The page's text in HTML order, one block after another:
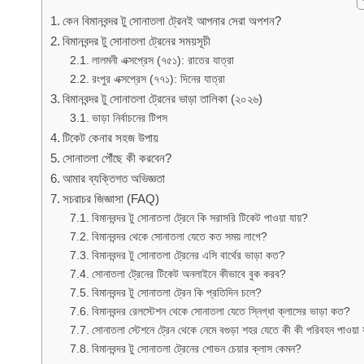
কেন বিমানবন্দর টু সোনাতলা ট্রেনই আপনার সেরা অপশন?
বিমানবন্দর টু সোনাতলা ট্রেনের সময়সূচী
লালমনী এক্সপ্রেস (৭৫১): রাতের যাত্রা
রংপুর এক্সপ্রেস (৭৭১): দিনের যাত্রা
বিমানবন্দর টু সোনাতলা ট্রেনের ভাড়া তালিকা (২০২৬)
ভাড়া নির্বাচনের টিপস
টিকেট কেনার সহজ উপায়
সোনাতলা পৌঁছে কী করবেন?
আমার ব্যক্তিগত অভিজ্ঞতা
সচরাচর জিজ্ঞাসা (FAQ)
বিমানবন্দর টু সোনাতলা ট্রেনে কি সরাসরি টিকেট পাওয়া যায়?
বিমানবন্দর থেকে সোনাতলা যেতে কত সময় লাগে?
বিমানবন্দর টু সোনাতলা ট্রেনের এসি বার্থের ভাড়া কত?
সোনাতলা ট্রেনের টিকেট অনলাইনে কীভাবে বুক করব?
বিমানবন্দর টু সোনাতলা ট্রেন কি প্রতিদিন চলে?
বিমানবন্দর রেলস্টেশন থেকে সোনাতলা যেতে স্নিগ্ধা ক্লাসের ভাড়া কত?
সোনাতলা স্টেশনে ট্রেন থেকে নেমে বগুড়া শহর যেতে কী কী পরিবহন পাওয়া
বিমানবন্দর টু সোনাতলা ট্রেনের শোভন চেয়ার ক্লাস কেমন?